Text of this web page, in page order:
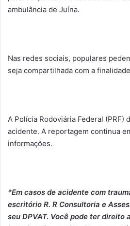
ambulância de Juína.
Nas redes sociais, populares
seja compartilhada com a
A Polícia Rodoviária Federal (PRF)
acidente. A reportagem continua
informações.
*Em casos de acidente com
escritório R. R Consultoria e
seu DPVAT. Você pode ter direito